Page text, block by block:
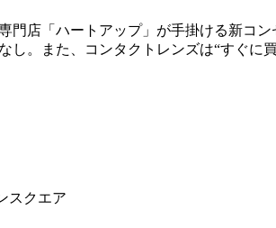
門店「ハートアップ」が手掛ける新コ
し。また、コンタクトレンズは“すぐに
スクエア